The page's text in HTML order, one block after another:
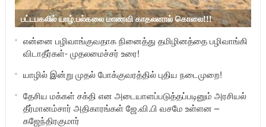
பட்டபகலில் யாழ்.பல்கலை மாணவி காதலனால் கொலை!!!
என்னை பழிவாங்குவதாக நினைத்து தமிழினத்தை பழிவாங்கி
விடாதீர்கள்- முதலமைச்சர் உரை!
யாழில் இன்று முதல் போக்குவரத்தில் புதிய நடைமுறை!
தேசிய மக்கள் சக்தி என அடையாளப்படுத்தப்படினும் அரசியல்
தீர்மானம்சார் அதிகாரங்கள் ஜே.வி.பி வசமே உள்ளன –
கஜேந்திரகுமார்